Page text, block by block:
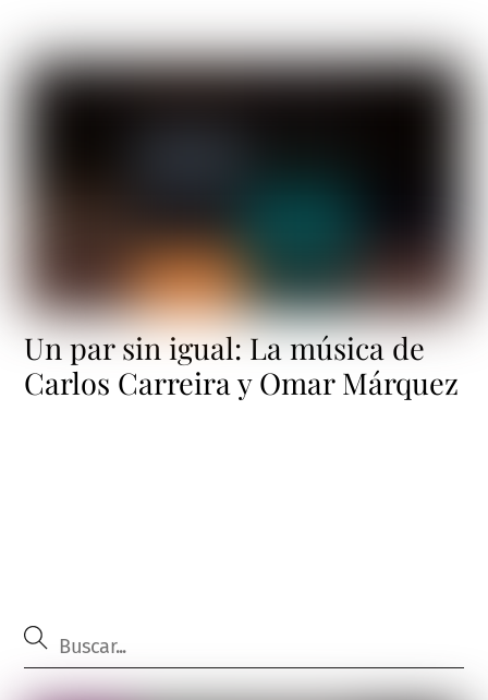
Un par sin igual: La música de
Carlos Carreira y Omar Márquez